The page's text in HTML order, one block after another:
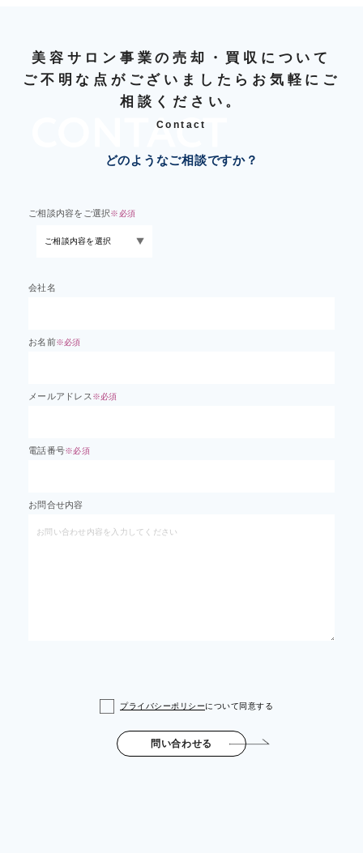
美容サロン事業の売却・買収について
ご不明な点がございましたらお気軽にご
相談ください。
Contact
どのようなご相談ですか？
ご相談内容をご選択※必須
会社名
お名前※必須
メールアドレス ※必須
電話番号※必須
お問合せ内容
プライバシーポリシーについて同意する
問い合わせる